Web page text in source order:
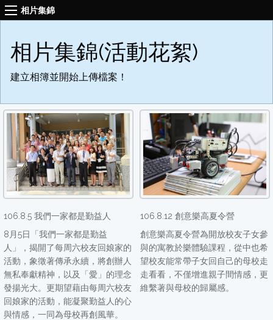
相片集錦
相片集錦(活動花絮)
建立相簿並開始上傳檔案！
106.8.5 我們一家都是勤益人
8月5日「我們一家都是勤益
人」，揭開了每周六校友回娘家的
活動，象徵著傳承永續，將創辦人
無私奉獻精神，以及「愛」的理念
發揚光大。更期望藉由每周六校友
回娘家的活動，能凝聚勤益人的心
與情感，一同為母校再創風華。
106.8.12 創意樂高夏令營
創意樂高夏令營為開放校友子女參
與的寓教於樂體驗課程，從中也希
望校友能常帶子女回自己的母校走
走看看，不僅增進親子間情感，更
維繫著與母校的歸屬感。